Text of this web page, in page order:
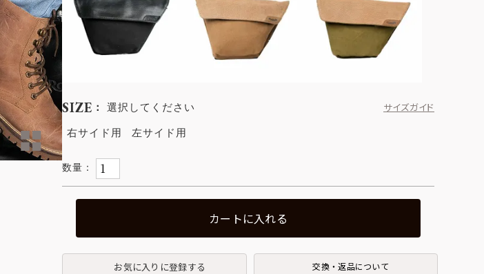
SIZE 選択してください
サイズガイド
右サイド用
左サイド用
カートに入れる
お気に入りに登録する 交換・返品について